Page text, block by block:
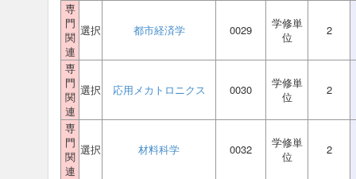
専
門
関
連
選択 都市経済学 0029
学修単
位
2
専
門
関
連
選択 応用メカトロニクス 0030
学修単
位
2
専
門
関
連
選択 材料科学 0032
学修単
位
2